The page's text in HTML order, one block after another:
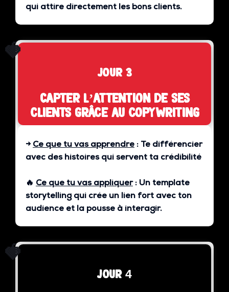
qui attire directement les bons clients.
🍓
jour 3
Capter l’attention de ses
clients grâce au copywriting
→ Ce que tu vas apprendre : Te différencier
avec des histoires qui servent ta crédibilité
🔥 Ce que tu vas appliquer: Un template
storytelling qui crée un lien fort avec ton
audience et la pousse à interagir.
🍓
jour 4